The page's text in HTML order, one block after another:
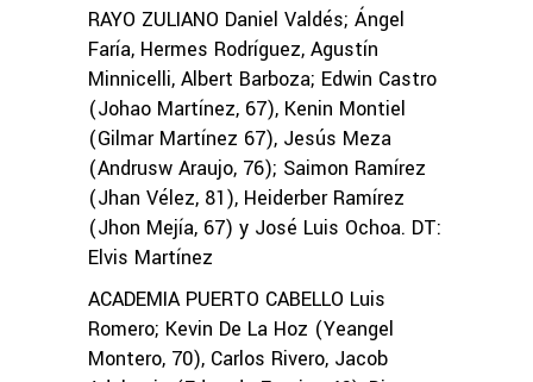
RAYO ZULIANO Daniel Valdés; Ángel
Faría, Hermes Rodríguez, Agustín
Minnicelli, Albert Barboza; Edwin Castro
(Johao Martínez, 67), Kenin Montiel
(Gilmar Martínez 67), Jesús Meza
(Andrusw Araujo, 76); Saimon Ramírez
(Jhan Vélez, 81), Heiderber Ramírez
(Jhon Mejía, 67) y José Luis Ochoa. DT:
Elvis Martínez
ACADEMIA PUERTO CABELLO Luis
Romero; Kevin De La Hoz (Yeangel
Montero, 70), Carlos Rivero, Jacob